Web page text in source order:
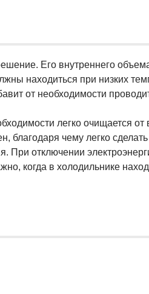
Его внутреннего
находиться при низких
от необходимости
легко очищается
благодаря чему легко
При отключении
когда в холодильнике